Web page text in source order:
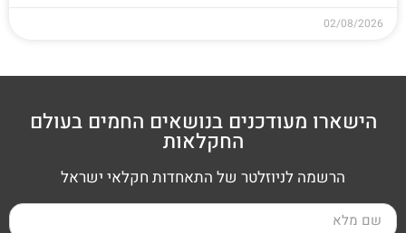
02/08/2026
הישארו מעודכנים בנושאים החמים בעולם
החקלאות
הרשמה לניוזלטר של התאחדות חקלאי ישראל